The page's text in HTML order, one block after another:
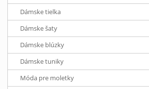
Dámske tielka
Dámske šaty
Dámske blúzky
Dámske tuniky
Móda pre moletky